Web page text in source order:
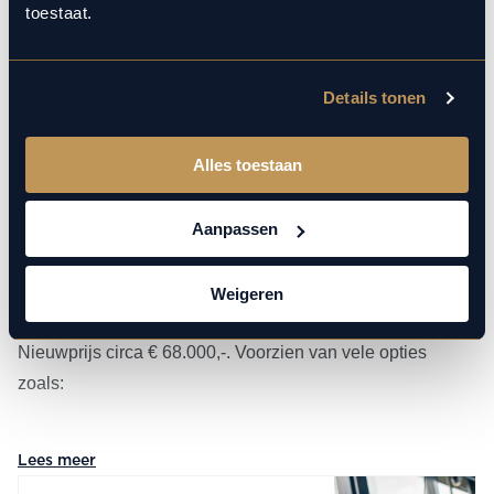
toestaat.
Details tonen
Alles toestaan
Aanpassen
Weigeren
Dit betreft een zeer luxe en sportief uitgevoerde BMW X1
xDrive25e (245 pk) in de M Sport Pro uitvoering. Kleur
exterieur: Spacesilber metallic (C67) en interieur:
Alcantara/Veganza zwart met blauw stiksel (KTNL). Deze
auto heeft slechts 9.771 km gereden en verkeert in
nieuwstaat! Uiteraard is alle documentatie aanwezig.
Nieuwprijs circa € 68.000,-. Voorzien van vele opties
zoals:
Lees meer